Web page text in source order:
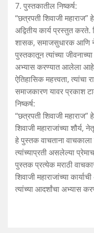
7. पुस्तकातील निष्कर्ष:
“छत्रपती शिवाजी महाराज”
अद्वितीय कार्य प्रस्तुत करते.
शासक, समाजसुधारक आणि
पुस्तकातून त्यांच्या
अभ्यास करण्यात आलेला आहे.
ऐतिहासिक महत्त्वता, त्यांचा
समाजकारण यावर प्रकाश
निष्कर्ष:
“छत्रपती शिवाजी
शिवाजी महाराजांच्या शौर्य,
हे पुस्तक वाचताना वाचकाला
त्यांच्याप्रती असलेल्या
पुस्तक प्रत्येक मराठी
शिवाजी महाराजांच्या
त्यांच्या आदर्शांचा अभ्यास